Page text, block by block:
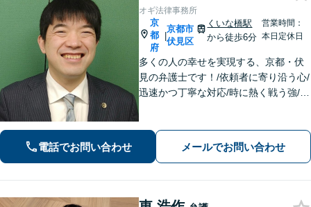
オギ法律事務所
京
都
府
|
京都市
伏見区
くいな橋駅
から徒歩6分
営業時間：
本日定休日
多くの人の幸せを実現する、京都・伏
見の弁護士です！/依頼者に寄り沿う心/
迅速かつ丁寧な対応/時に熱く戦う強/解
電話でお問い合わせ メールでお問い合わせ